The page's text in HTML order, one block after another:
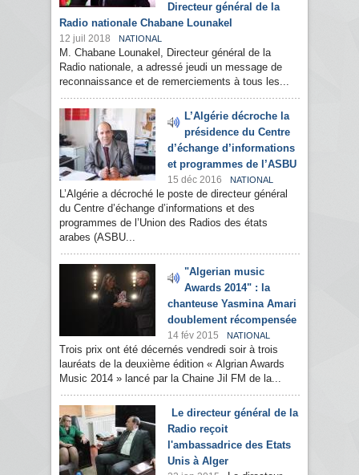
Directeur général de la
Radio nationale Chabane Lounakel
12 juil 2018 NATIONAL
M. Chabane Lounakel, Directeur général de la
Radio nationale, a adressé jeudi un message de
reconnaissance et de remerciements à tous les...
L’Algérie décroche la
présidence du Centre
d’échange d’informations
et programmes de l’ASBU
15 déc 2016 NATIONAL
L’Algérie a décroché le poste de directeur général
du Centre d’échange d’informations et des
programmes de l’Union des Radios des états
arabes (ASBU...
"Algerian music
Awards 2014" : la
chanteuse Yasmina Amari
doublement récompensée
14 fév 2015 NATIONAL
Trois prix ont été décernés vendredi soir à trois
lauréats de la deuxième édition « Algrian Awards
Music 2014 » lancé par la Chaine Jil FM de la...
Le directeur général de la
Radio reçoit
l'ambassadrice des Etats
Unis à Alger